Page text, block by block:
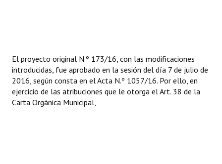
El proyecto original N.º 173/16, con las modificaciones
introducidas, fue aprobado en la sesión del día 7 de julio de
2016, según consta en el Acta N.º 1057/16. Por ello, en
ejercicio de las atribuciones que le otorga el Art. 38 de la
Carta Orgánica Municipal,